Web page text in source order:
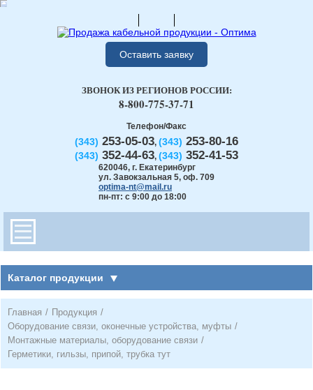
Оставить заявку
Телефон/Факс
(343) 253-05-03, (343) 253-80-16
(343) 352-44-63, (343) 352-41-53
620046, г. Екатеринбург
ул. Завокзальная 5, оф. 709
optima-nt@mail.ru
пн-пт: с 9:00 до 18:00
ЗВОНОК ИЗ РЕГИОНОВ РОССИИ:
8-800-775-37-71
Каталог продукции
Главная / Продукция /
Оборудование связи, оконечные устройства, муфты /
Монтажные материалы, оборудование связи /
Герметики, гильзы, припой, трубка тут